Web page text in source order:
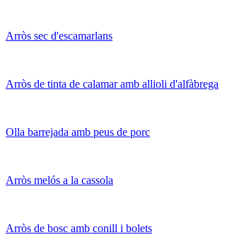
Arròs sec d'escamarlans
Arròs de tinta de calamar amb allioli d'alfàbrega
Olla barrejada amb peus de porc
Arròs melós a la cassola
Arròs de bosc amb conill i bolets